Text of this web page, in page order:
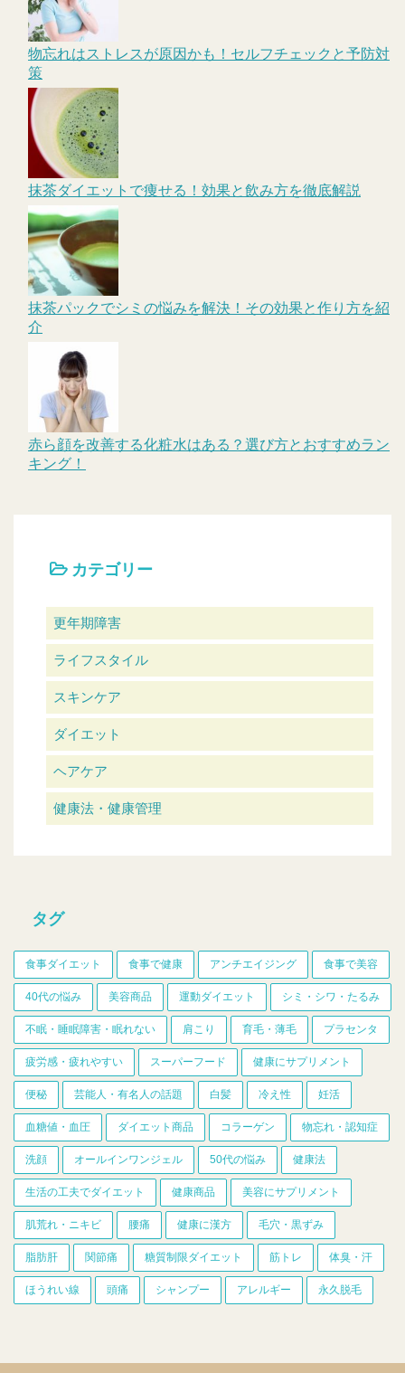
物忘れはストレスが原因かも！セルフチェックと予防対
策
抹茶ダイエットで痩せる！効果と飲み方を徹底解説
抹茶パックでシミの悩みを解決！その効果と作り方を紹
介
赤ら顔を改善する化粧水はある？選び方とおすすめラン
キング！
カテゴリー
更年期障害
ライフスタイル
スキンケア
ダイエット
ヘアケア
健康法・健康管理
タグ
食事ダイエット 食事で健康 アンチエイジング 食事で美容
40代の悩み 美容商品 運動ダイエット シミ・シワ・たるみ
不眠・睡眠障害・眠れない 肩こり 育毛・薄毛 プラセンタ
疲労感・疲れやすい スーパーフード 健康にサプリメント
便秘 芸能人・有名人の話題 白髪 冷え性 妊活
血糖値・血圧 ダイエット商品 コラーゲン 物忘れ・認知症
洗顔 オールインワンジェル 50代の悩み 健康法
生活の工夫でダイエット 健康商品 美容にサプリメント
肌荒れ・ニキビ 腰痛 健康に漢方 毛穴・黒ずみ
脂肪肝 関節痛 糖質制限ダイエット 筋トレ 体臭・汗
ほうれい線 頭痛 シャンプー アレルギー 永久脱毛